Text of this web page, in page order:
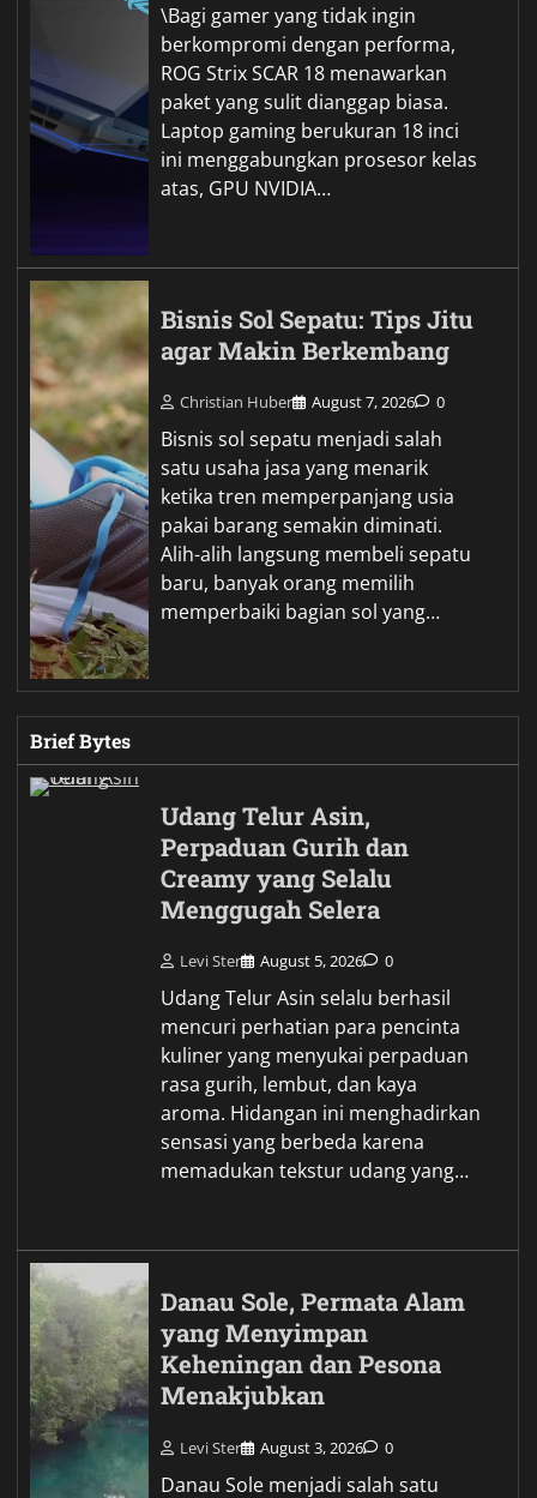
\Bagi gamer yang tidak ingin
berkompromi dengan performa,
ROG Strix SCAR 18 menawarkan
paket yang sulit dianggap biasa.
Laptop gaming berukuran 18 inci
ini menggabungkan prosesor kelas
atas, GPU NVIDIA…
Bisnis Sol Sepatu: Tips Jitu
agar Makin Berkembang
Christian Huber August 7, 2026 0
Bisnis sol sepatu menjadi salah
satu usaha jasa yang menarik
ketika tren memperpanjang usia
pakai barang semakin diminati.
Alih-alih langsung membeli sepatu
baru, banyak orang memilih
memperbaiki bagian sol yang…
Brief Bytes
Udang Telur Asin,
Perpaduan Gurih dan
Creamy yang Selalu
Menggugah Selera
Levi Ster August 5, 2026 0
Udang Telur Asin selalu berhasil
mencuri perhatian para pencinta
kuliner yang menyukai perpaduan
rasa gurih, lembut, dan kaya
aroma. Hidangan ini menghadirkan
sensasi yang berbeda karena
memadukan tekstur udang yang…
Danau Sole, Permata Alam
yang Menyimpan
Keheningan dan Pesona
Menakjubkan
Levi Ster August 3, 2026 0
Danau Sole menjadi salah satu